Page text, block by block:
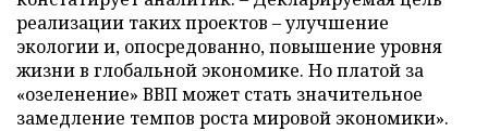
реализации таких проектов – улучшение
экологии и, опосредованно, повышение уровня
жизни в глобальной экономике. Но платой за
«озеленение» ВВП может стать значительное
замедление темпов роста мировой экономики».